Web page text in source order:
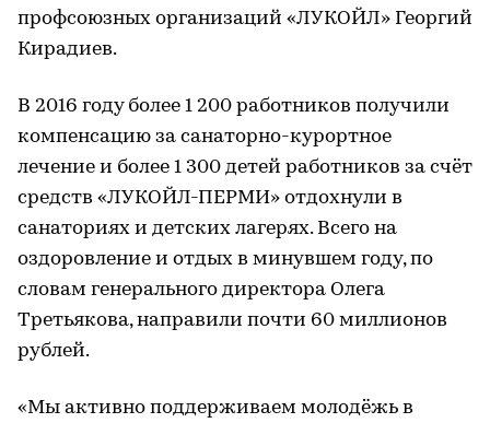
профсоюзных организаций «ЛУКОЙЛ» Георгий
Кирадиев.
В 2016 году более 1 200 работников получили
компенсацию за санаторно-курортное
лечение и более 1 300 детей работников за счёт
средств «ЛУКОЙЛ-ПЕРМИ» отдохнули в
санаториях и детских лагерях. Всего на
оздоровление и отдых в минувшем году, по
словам генерального директора Олега
Третьякова, направили почти 60 миллионов
рублей.
«Мы активно поддерживаем молодёжь в